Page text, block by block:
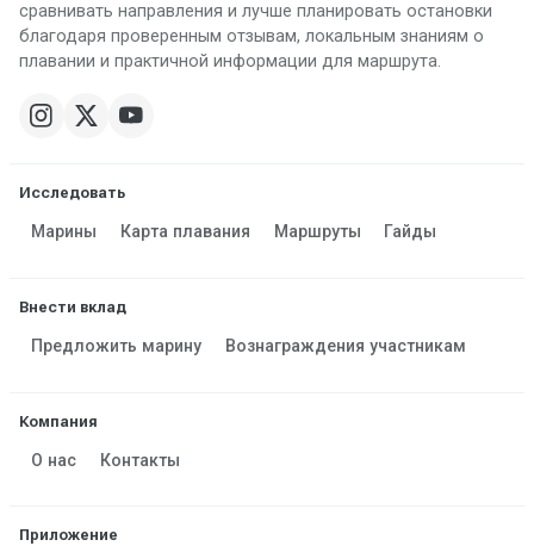
сравнивать направления и лучше планировать остановки
благодаря проверенным отзывам, локальным знаниям о
плавании и практичной информации для маршрута.
Исследовать
Марины Карта плавания Маршруты Гайды
Внести вклад
Предложить марину Вознаграждения участникам
Компания
О нас Контакты
Приложение